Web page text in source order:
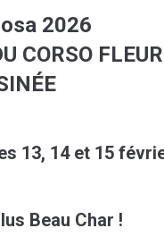
2026
CORSO
13, 14 et 15
Beau Char !